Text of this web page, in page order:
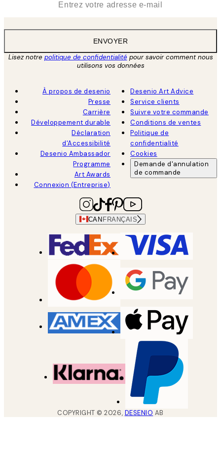
ENVOYER
Lisez notre politique de confidentialitépour savoir comment nous
utilisons vos données
À propos de desenio
Presse
Carrière
Développement durable
Déclaration
d'Accessibilité
Desenio Ambassador
Programme
Art Awards
Connexion (Entreprise)
Desenio Art Advice
Service clients
Suivre votre commande
Conditions de ventes
Politique de
confidentialité
Cookies
Demande d'annulation
de commande
CANFRANÇAIS
COPYRIGHT ©2026, DESENIO AB